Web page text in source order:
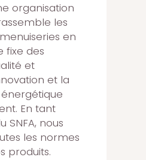
organisation
les
en
fixe des
et
et la
En tant
SNFA, nous
les normes
produits.